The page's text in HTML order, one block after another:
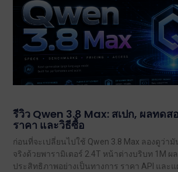
รีวิว Qwen 3.8 Max: สเปก, ผลทด
ราคา และวิธีซื้อ
ก่อนที่จะเปลี่ยนไปใช้ Qwen 3.8 Max ลองดูว่า
จริงด้วยพารามิเตอร์ 2.4T หน้าต่างบริบท 1M ผ
ประสิทธิภาพอย่างเป็นทางการ ราคา API และ